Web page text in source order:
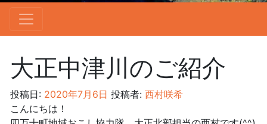
大正中津川のご紹介
投稿日: 2020年7月6日 投稿者: 西村咲希
こんにちは！